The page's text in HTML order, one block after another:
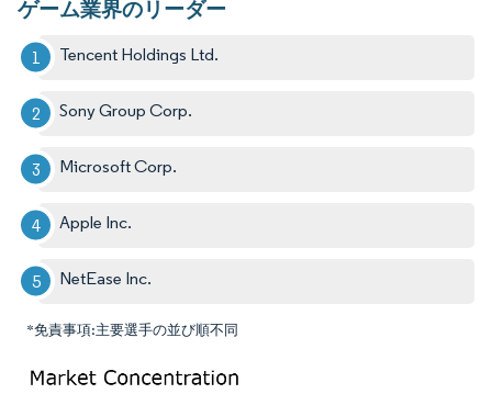
ゲーム業界のリーダー
Tencent Holdings Ltd.
Sony Group Corp.
Microsoft Corp.
Apple Inc.
NetEase Inc.
*免責事項:主要選手の並び順不同